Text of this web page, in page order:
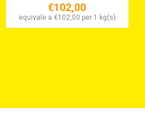
€102,00
equivale a €102,00 per 1 kg(s)